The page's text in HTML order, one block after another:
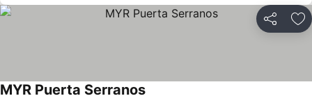
Partilhar
MYR Puerta Serranos